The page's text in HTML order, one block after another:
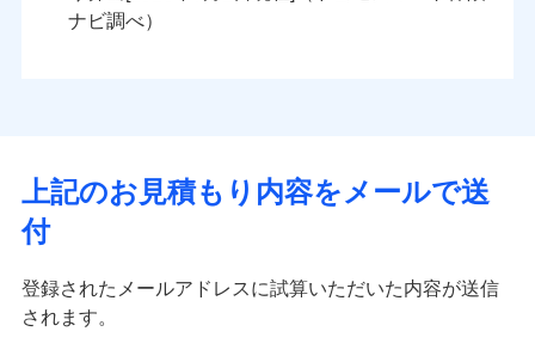
ナビ調べ）
上記のお見積もり内容をメールで送
付
登録されたメールアドレスに試算いただいた内容が送信
されます。